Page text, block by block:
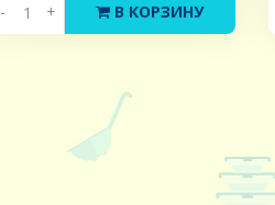
- + В КОРЗИНУ